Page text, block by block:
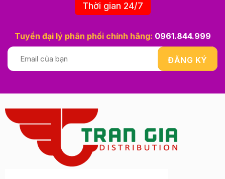
Thời gian 24/7
Tuyển đại lý phân phối chính hãng: 0961.844.999